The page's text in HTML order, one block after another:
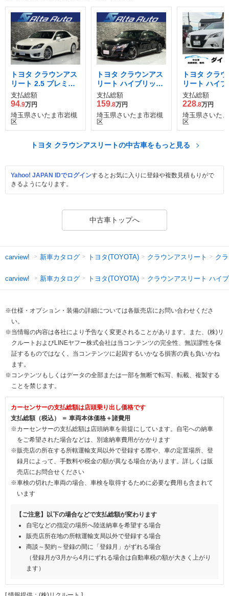
トヨタ クラウンアス
リート 2.5 プレミア
ムエディション
支払総額
94.9万円
埼玉県さいたま市岩槻
区
トヨタ クラウンアス
リート ハイブリッド
2.5 G
支払総額
159.8万円
埼玉県さいたま市岩槻
区
トヨタ クラ
リート ハイ
2.5 G
支払総額
228.8万円
埼玉県さいた
区
トヨタ クラウンアスリートの中古車をもっと見る
Yahoo! JAPAN IDでログインするとお気に入りに登録や複数見積もりがで
きるようになります。
中古車トップへ
carview! 新車カタログ トヨタ(TOYOTA) クラウンアスリート ク
carview! 新車カタログ トヨタ(TOYOTA) クラウンアスリート ハイ
※仕様・オプション・装備の詳細については各販売店にお問い合わせくださ
い。
※当情報の内容は各社により予告なく変更されることがあります。また、(株)リ
クルートおよびLINEヤフー株式会社は当コンテンツの完全性、無誤謬性を保
証するものではなく、当コンテンツに起因するいかなる損害の責も負いかね
ます。
※コンテンツもしくはデータの全部または一部を無断で転写、転載、複製する
ことを禁じます。
カーセンサーの支払総額は店頭乗り出し価格です
支払総額（税込） ＝ 車両本体価格＋諸費用
※カーセンサーの支払総額は店頭納車を前提にしています。自宅への納車
をご希望された場合などは、別途納車費用がかかります
※販売店の所在する所轄運輸支局以外で登録する際や、車の定置場所、登
録月によって、手数料や税金の額が異なる場合があります。詳しくは販
売店にお問合せください
※車検の切れた車両の場合、車検を取得するために必要な費用も含まれて
います
【ご注意】以下の場合などで支払総額が変わります
自宅などの指定の場所へ陸送納車を希望する場合
販売店所在地の所轄運輸支局以外で登録する場合
商談～契約～登録の間に「登録月」がずれる場合
（登録月が3月から4月にずれる場合は自動車税の額が大きく上がり
ます）